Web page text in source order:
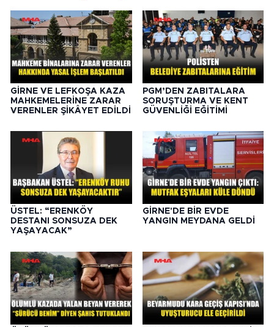
GİRNE VE LEFKOŞA KAZA
MAHKEMELERİNE ZARAR
VERENLER ŞİKÂYET EDİLDİ
PGM’DEN ZABITALARA
SORUŞTURMA VE KENT
GÜVENLİĞİ EĞİTİMİ
ÜSTEL: “ERENKÖY
DESTANI SONSUZA DEK
YAŞAYACAK”
GİRNE'DE BİR EVDE
YANGIN MEYDANA GELDİ